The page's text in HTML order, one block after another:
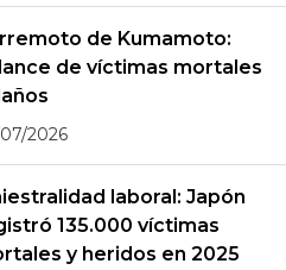
de Kumamoto:
de víctimas mortales
2026
laboral: Japón
135.000 víctimas
y heridos en 2025